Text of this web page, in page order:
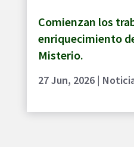
Comienzan los
enriquecimiento
Misterio.
27 Jun, 2026|